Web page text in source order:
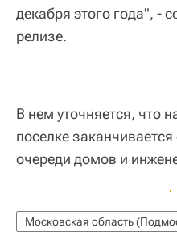
декабря этого года", -
релизе.
В нем уточняется, что
поселке
очереди домов и
Московская область